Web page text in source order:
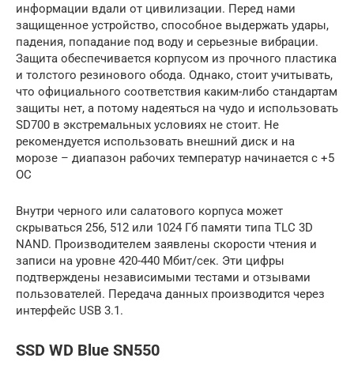
информации вдали от цивилизации. Перед нами
защищенное устройство, способное выдержать удары,
падения, попадание под воду и серьезные вибрации.
Защита обеспечивается корпусом из прочного пластика
и толстого резинового обода. Однако, стоит учитывать,
что официального соответствия каким-либо стандартам
защиты нет, а потому надеяться на чудо и использовать
SD700 в экстремальных условиях не стоит. Не
рекомендуется использовать внешний диск и на
морозе – диапазон рабочих температур начинается с +5
ОС
Внутри черного или салатового корпуса может
скрываться 256, 512 или 1024 Гб памяти типа TLC 3D
NAND. Производителем заявлены скорости чтения и
записи на уровне 420-440 Мбит/сек. Эти цифры
подтверждены независимыми тестами и отзывами
пользователей. Передача данных производится через
интерфейс USB 3.1.
SSD WD Blue SN550